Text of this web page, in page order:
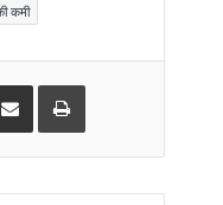
कमी
Share via Email Print